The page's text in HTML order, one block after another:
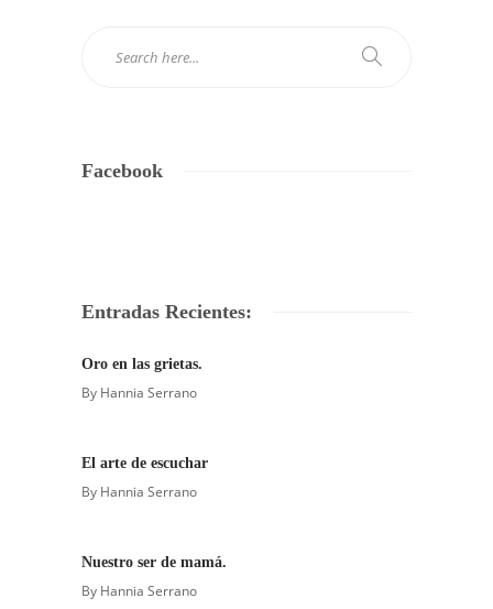
Facebook
Entradas Recientes:
Oro en las grietas.
By Hannia Serrano
El arte de escuchar
By Hannia Serrano
Nuestro ser de mamá.
By Hannia Serrano